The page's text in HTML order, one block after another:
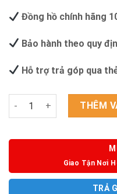
Đồng hồ chính hãng
Bảo hành theo quy
Hỗ trợ trả góp qua
ĐỒNG HỒ TOPHILLTHÊM
Giao Tận Nơi
TRẢ